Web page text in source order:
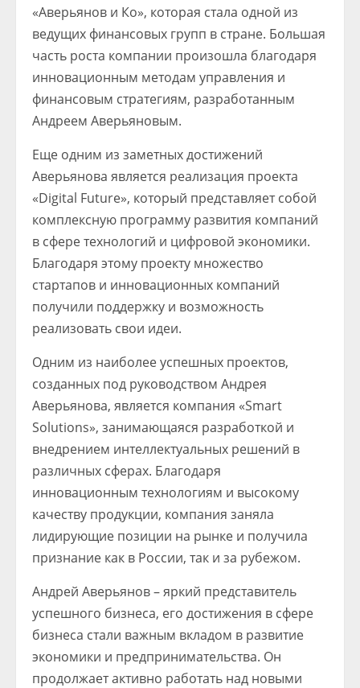
«Аверьянов и Ко», которая стала одной из
ведущих финансовых групп в стране. Большая
часть роста компании произошла благодаря
инновационным методам управления и
финансовым стратегиям, разработанным
Андреем Аверьяновым.
Еще одним из заметных достижений
Аверьянова является реализация проекта
«Digital Future», который представляет собой
комплексную программу развития компаний
в сфере технологий и цифровой экономики.
Благодаря этому проекту множество
стартапов и инновационных компаний
получили поддержку и возможность
реализовать свои идеи.
Одним из наиболее успешных проектов,
созданных под руководством Андрея
Аверьянова, является компания «Smart
Solutions», занимающаяся разработкой и
внедрением интеллектуальных решений в
различных сферах. Благодаря
инновационным технологиям и высокому
качеству продукции, компания заняла
лидирующие позиции на рынке и получила
признание как в России, так и за рубежом.
Андрей Аверьянов – яркий представитель
успешного бизнеса, его достижения в сфере
бизнеса стали важным вкладом в развитие
экономики и предпринимательства. Он
продолжает активно работать над новыми